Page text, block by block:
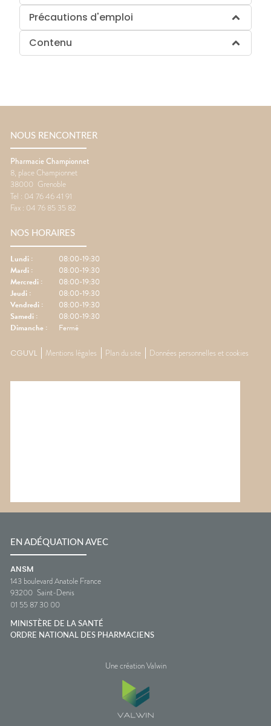
Précautions d'emploi
Contenu
NOUS RENCONTRER
Pharmacie Championnet
8, place Championnet
38000 Grenoble
Tel : 04 76 46 41 91
Fax : 04 76 85 35 82
NOS HORAIRES
Lundi :
08:00-19:30
Mardi :
08:00-19:30
Mercredi :
08:00-19:30
Jeudi :
08:00-19:30
Vendredi :
08:00-19:30
Samedi :
08:00-19:30
Dimanche : Fermé
CGUVL Mentions légales Plan du site Données personnelles et cookies
EN ADÉQUATION AVEC
ANSM
143 boulevard Anatole France
93200 Saint-Denis
01 55 87 30 00
MINISTÈRE DE LA SANTÉ
ORDRE NATIONAL DES PHARMACIENS
Une création Valwin